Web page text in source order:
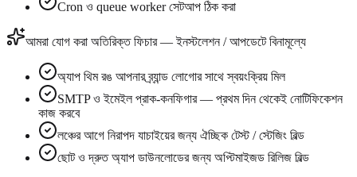
Cron ও queue worker সেটআপ ঠিক করা
আমরা যোগ করা অতিরিক্ত ফিচার — ইনস্টলেশন / আপডেটে বিনামূল্যে
অ্যাপ থিম রঙ আপনার ব্র্যান্ড লোগোর সাথে স্বয়ংক্রিয় মিল
SMTP ও ইমেইল প্রাক-কনফিগার — প্রথম দিন থেকেই নোটিফিকেশন
কাজ করবে
লঞ্চের আগে নিরাপদ যাচাইয়ের জন্য ঐচ্ছিক টেস্ট / স্টেজিং বিল্ড
ছোট ও দ্রুত অ্যাপ ডাউনলোডের জন্য অপ্টিমাইজড রিলিজ বিল্ড